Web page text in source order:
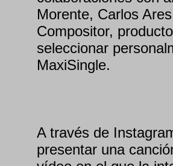
Morente, Carlos
Compositor,
seleccionar
MaxiSingle.
A través de
presentar una